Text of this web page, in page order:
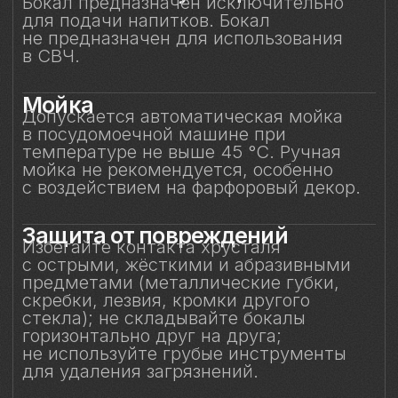
Особое внимание к
фарфоровому элементу
Фарфоровая фигурка результат ручной
работы, требующая исключительно
деликатного обращения.
механическим воздействиям.
Бережное отношение к изделию
позволит на долгие годы сохранить его
красоту и изысканность, придавая
каждому напитку глубину вкуса
и особое настроение.
Смотрите также
Смотрите также